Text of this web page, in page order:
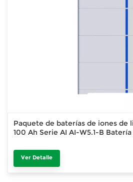
Paquete de baterías de iones de
100 Ah Serie AI AI-W5.1-B
Ver Detalle